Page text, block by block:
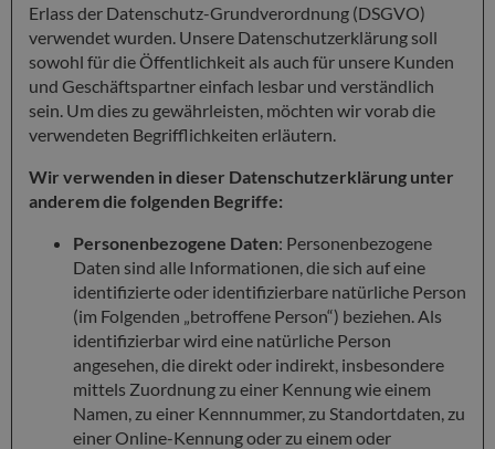
Erlass der Datenschutz-Grundverordnung (DSGVO)
verwendet wurden. Unsere Datenschutzerklärung soll
sowohl für die Öffentlichkeit als auch für unsere Kunden
und Geschäftspartner einfach lesbar und verständlich
sein. Um dies zu gewährleisten, möchten wir vorab die
verwendeten Begrifflichkeiten erläutern.
Wir verwenden in dieser Datenschutzerklärung unter
anderem die folgenden Begriffe:
Personenbezogene Daten: Personenbezogene
Daten sind alle Informationen, die sich auf eine
identifizierte oder identifizierbare natürliche Person
(im Folgenden „betroffene Person“) beziehen. Als
identifizierbar wird eine natürliche Person
angesehen, die direkt oder indirekt, insbesondere
mittels Zuordnung zu einer Kennung wie einem
Namen, zu einer Kennnummer, zu Standortdaten, zu
einer Online-Kennung oder zu einem oder